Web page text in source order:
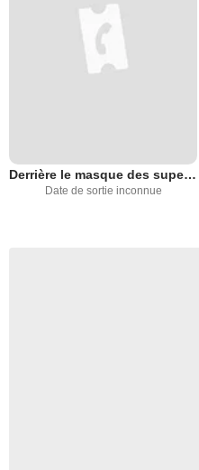
Derrière le masque des super-héros
Date de sortie inconnue